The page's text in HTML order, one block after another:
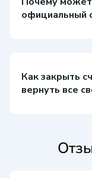
официальный
Как закрыть
вернуть все